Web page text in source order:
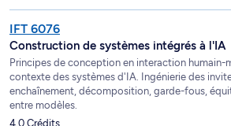
IFT 6076
Construction de systèmes intégrés à l'IA
Principes de conception en interaction humain-
contexte des systèmes d'IA. Ingénierie des
enchaînement, décomposition, garde-fous,
entre modèles.
4.0 Crédits